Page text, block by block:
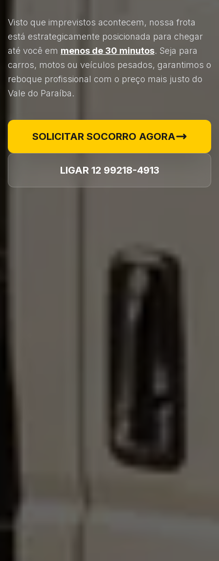
Visto que imprevistos acontecem, nossa frota
está estrategicamente posicionada para chegar
até você em menos de 30 minutos. Seja para
carros, motos ou veículos pesados, garantimos o
reboque profissional com o preço mais justo do
Vale do Paraíba.
SOLICITAR SOCORRO AGORA
LIGAR 12 99218-4913